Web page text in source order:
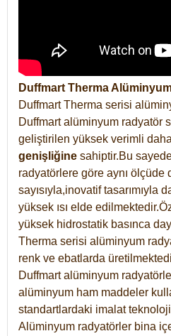
Duffmart Therma
Duffmart Therma serisi
Duffmart alüminyum radyatör
geliştirilen yüksek verimli daha
genişliğine sahiptir.Bu
radyatörlere göre aynı ölçüde
sayısıyla,inovatif tasarımıyla
yüksek ısı elde
yüksek hidrostatik basınca
Therma serisi alüminyum
renk ve ebatlarda
Duffmart alüminyum
alüminyum ham maddeler
standartlardaki imalat
Alüminyum radyatörler bina